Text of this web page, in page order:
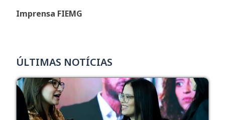
Imprensa FIEMG
ÚLTIMAS NOTÍCIAS